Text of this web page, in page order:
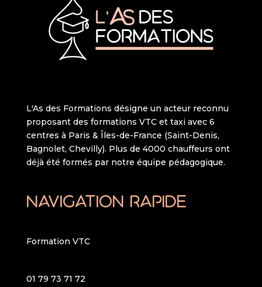
L'As des Formations désigne un acteur reconnu
proposant des formations VTC et taxi avec 6
centres à Paris & Îles-de-France (Saint-Denis,
Bagnolet, Chevilly). Plus de 4000 chauffeurs ont
déjà été formés par notre équipe pédagogique.
Navigation rapide
Formation VTC
01 79 73 71 72